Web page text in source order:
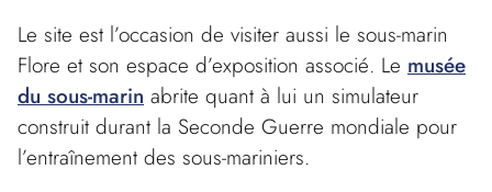
Le site est l’occasion de visiter aussi le sous-marin
Flore et son espace d’exposition associé. Le musée
du sous-marin abrite quant à lui un simulateur
construit durant la Seconde Guerre mondiale pour
l’entraînement des sous-mariniers.